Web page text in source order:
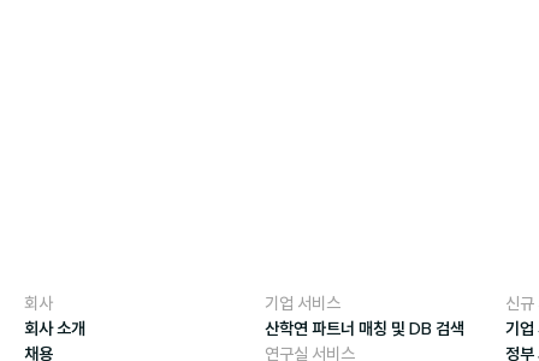
회사
회사 소개
채용
기업 서비스
산학연 파트너 매칭 및 DB 검색
연구실 서비스
신규
기업
정부